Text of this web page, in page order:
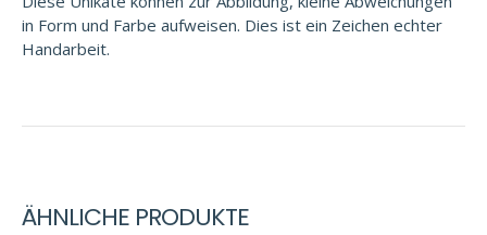
in Form und Farbe aufweisen. Dies ist ein Zeichen echter
Handarbeit.
ÄHNLICHE PRODUKTE